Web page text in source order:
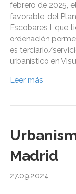
febrero de 2025,
favorable, del
Escobares I, que
ordenación
es terciario/
urbanístico en
Leer más
Madrid
27.09.2024